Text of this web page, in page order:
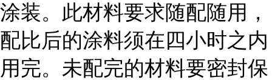
涂装。此材料要求随配随用，
配比后的涂料须在四小时之内
用完。未配完的材料要密封保